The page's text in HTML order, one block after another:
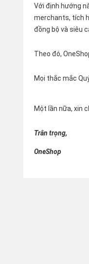
Với định hướng
merchants, tích
đồng bộ và siêu
Theo đó,
Mọi thắc mắc
Một lần nữa, xin
Trân trọng,
OneShop